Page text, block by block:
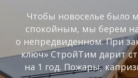
Чтобы новоселье было
спокойным, мы берем на
о непредвиденном. При
ключ» СтройТим дарит
на 1 год. Пожары,